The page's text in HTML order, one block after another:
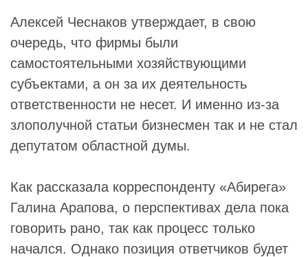
Алексей Чеснаков утверждает, в свою
очередь, что фирмы были
самостоятельными хозяйствующими
субъектами, а он за их деятельность
ответственности не несет. И именно из-за
злополучной статьи бизнесмен так и не стал
депутатом областной думы.
Как рассказала корреспонденту «Абирега»
Галина Арапова, о перспективах дела пока
говорить рано, так как процесс только
начался. Однако позиция ответчиков будет